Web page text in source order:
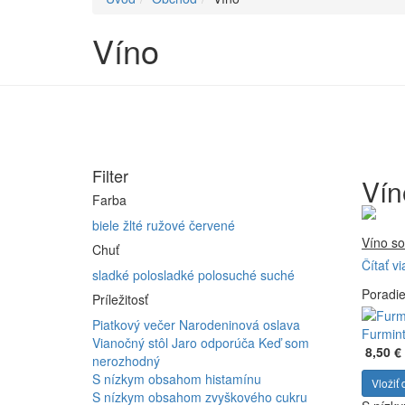
Víno
Filter
Farba
biele žlté ružové červené
Chuť
sladké polosladké polosuché suché
Príležitosť
Piatkový večer Narodeninová oslava
Vianočný stôl Jaro odporúča Keď som
nerozhodný
S nízkym obsahom histamínu
S nízkym obsahom zvyškového cukru
Víno
Firma
Čítať
8,50 €
Vložiť